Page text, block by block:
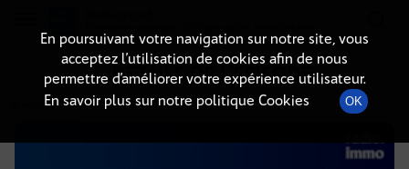
DÉTAILS DE L'ÉPISODE
22 octobre 2025à 4h02, durée : 2 minutes
En poursuivant votre navigation sur notre site, vous
acceptez l’utilisation de cookies afin de nous
permettre d’améliorer votre expérience utilisateur.
En savoir plus sur notre politique Cookies
OK